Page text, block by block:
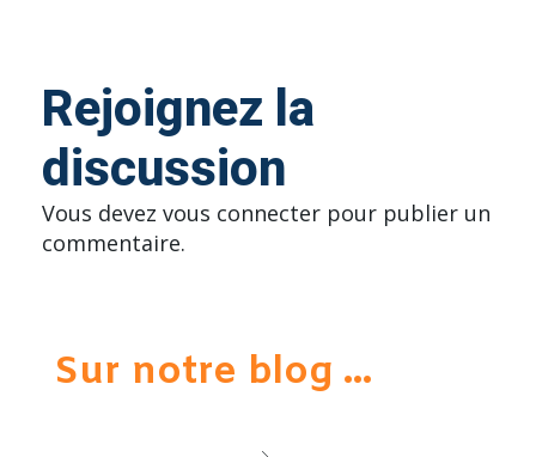
Rejoignez la
discussion
Vous devez vous connecter pour publier un
commentaire.
Sur notre blog ...